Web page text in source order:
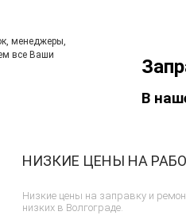
В
менеджеры,
все Ваши
НИЗКИЕ ЦЕНЫ НА
Низкие цены на заправку и
низких в Волгограде.